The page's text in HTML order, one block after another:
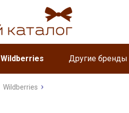
Wildberries Другие бренды
Wildberries